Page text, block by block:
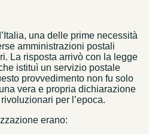
una delle prime necessità
amministrazioni postali
La risposta arrivò con la legge
istituì un servizio postale
provvedimento non fu solo
vera e propria dichiarazione
per l’epoca.
erano: